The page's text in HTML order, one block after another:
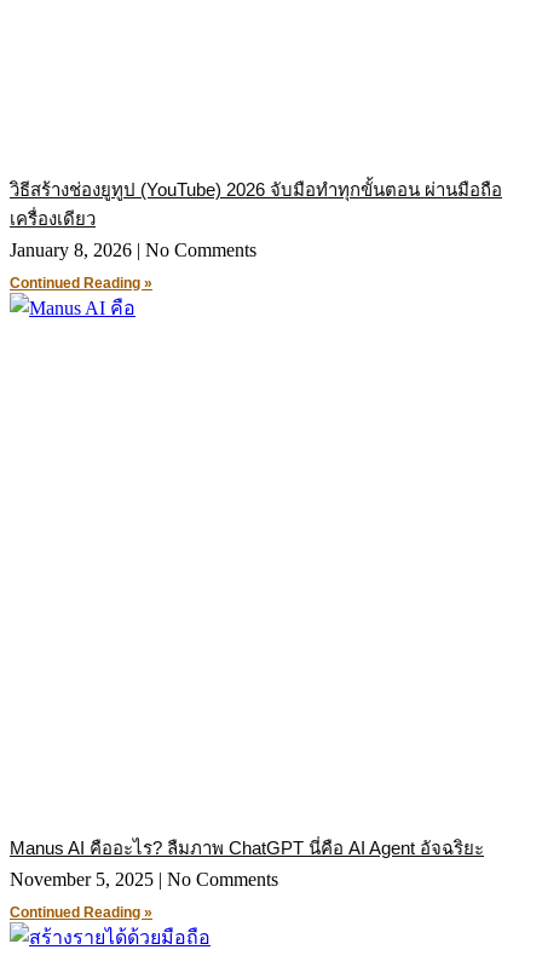
วิธีสร้างช่องยูทูป (YouTube) 2026 จับมือทำทุกขั้นตอน ผ่านมือถือ
เครื่องเดียว
January 8, 2026
No Comments
Continued Reading »
Manus AI คืออะไร? ลืมภาพ ChatGPT นี่คือ AI Agent อัจฉริยะ
November 5, 2025
No Comments
Continued Reading »